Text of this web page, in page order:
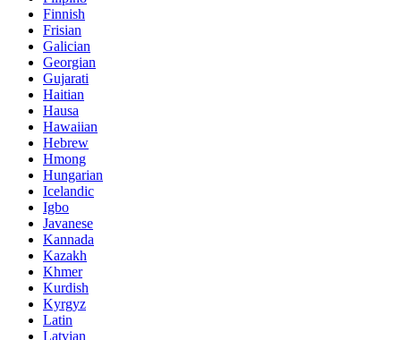
Finnish
Frisian
Galician
Georgian
Gujarati
Haitian
Hausa
Hawaiian
Hebrew
Hmong
Hungarian
Icelandic
Igbo
Javanese
Kannada
Kazakh
Khmer
Kurdish
Kyrgyz
Latin
Latvian